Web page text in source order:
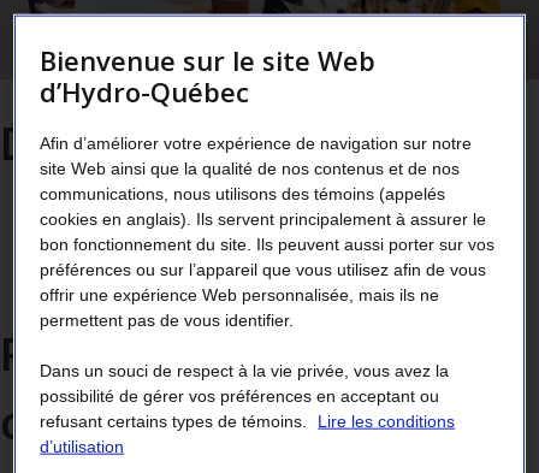
Dans cette page :
Pourquoi nous vous consultons ?
Qui participe ?
Comment et quand participer ?
Pourquoi nous vous
consultons ?
Bienvenue sur le site Web
d’Hydro-Québec
Afin d’améliorer votre expérience de navigation sur notre
site Web ainsi que la qualité de nos contenus et de nos
communications, nous utilisons des témoins (appelés
cookies en anglais). Ils servent principalement à assurer le
bon fonctionnement du site. Ils peuvent aussi porter sur vos
préférences ou sur l’appareil que vous utilisez afin de vous
offrir une expérience Web personnalisée, mais ils ne
permettent pas de vous identifier.
Dans un souci de respect à la vie privée, vous avez la
possibilité de gérer vos préférences en acceptant ou
refusant certains types de témoins.
Lire les conditions
d’utilisation